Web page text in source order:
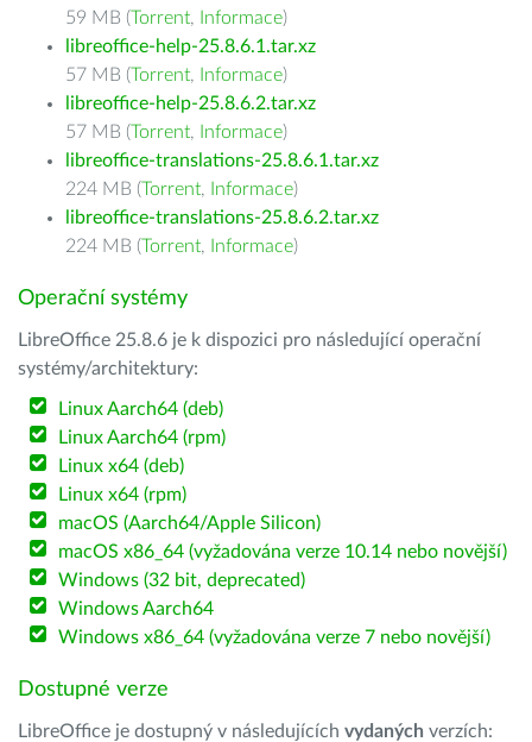
59 MB (Torrent, Informace)
libreoffice-help-25.8.6.1.tar.xz
57 MB (Torrent, Informace)
libreoffice-help-25.8.6.2.tar.xz
57 MB (Torrent, Informace)
libreoffice-translations-25.8.6.1.tar.xz
224 MB (Torrent, Informace)
libreoffice-translations-25.8.6.2.tar.xz
224 MB (Torrent, Informace)
Operační systémy
LibreOffice 25.8.6 je k dispozici pro následující operační
systémy/architektury:
Linux Aarch64 (deb)
Linux Aarch64 (rpm)
Linux x64 (deb)
Linux x64 (rpm)
macOS (Aarch64/Apple Silicon)
macOS x86_64 (vyžadována verze 10.14 nebo novější)
Windows (32 bit, deprecated)
Windows Aarch64
Windows x86_64 (vyžadována verze 7 nebo novější)
Dostupné verze
LibreOffice je dostupný v následujících vydaných verzích: